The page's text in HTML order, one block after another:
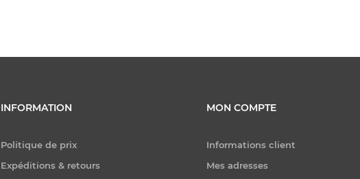
INFORMATION
Politique de prix
Expéditions & retours
MON COMPTE
Informations client
Mes adresses